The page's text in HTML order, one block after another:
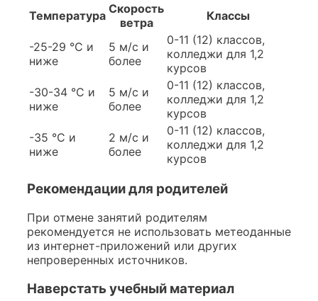
Температура Скорость
ветра
Классы
-25-29 °C и
ниже
5 м/с и
более
0-11 (12) классов,
колледжи для 1,2
курсов
-30-34 °C и
ниже
5 м/с и
более
0-11 (12) классов,
колледжи для 1,2
курсов
-35 °C и
ниже
2 м/с и
более
0-11 (12) классов,
колледжи для 1,2
курсов
Рекомендации для родителей
При отмене занятий родителям
рекомендуется не использовать метеоданные
из интернет-приложений или других
непроверенных источников.
Наверстать учебный материал